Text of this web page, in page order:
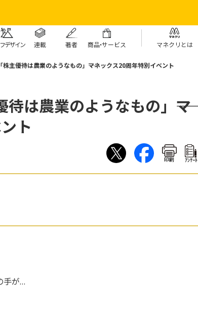
デザイン 連載 著者 商品・サービス マネクリとは
主優待は農業のようなもの」――マネックス20周年特別イベント
は農業のようなもの」――マ
ト
印刷 ｱﾝｹｰﾄ
手が…